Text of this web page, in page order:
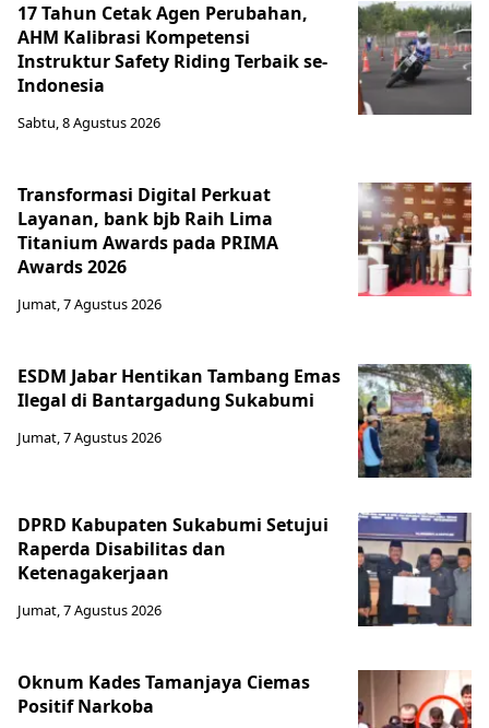
17 Tahun Cetak Agen Perubahan,
AHM Kalibrasi Kompetensi
Instruktur Safety Riding Terbaik se-
Indonesia
Sabtu, 8 Agustus 2026
Transformasi Digital Perkuat
Layanan, bank bjb Raih Lima
Titanium Awards pada PRIMA
Awards 2026
Jumat, 7 Agustus 2026
ESDM Jabar Hentikan Tambang Emas
Ilegal di Bantargadung Sukabumi
Jumat, 7 Agustus 2026
DPRD Kabupaten Sukabumi Setujui
Raperda Disabilitas dan
Ketenagakerjaan
Jumat, 7 Agustus 2026
Oknum Kades Tamanjaya Ciemas
Positif Narkoba